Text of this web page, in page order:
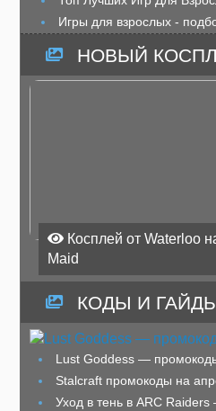
Игры для взрослых -
НОВЫЙ
Косплей от Waterloo
Maid
КОДЫ И
Lust Goddess —
Stalcraft промокоды на
Уход в тень в ARC